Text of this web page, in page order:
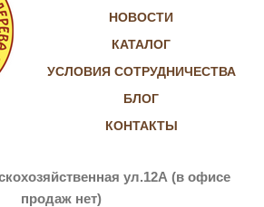
НОВОСТИ
КАТАЛОГ
УСЛОВИЯ СОТРУДНИЧЕСТВА
БЛОГ
КОНТАКТЫ
VkontakteInstagram
ул.12А (в офисе
продаж нет)